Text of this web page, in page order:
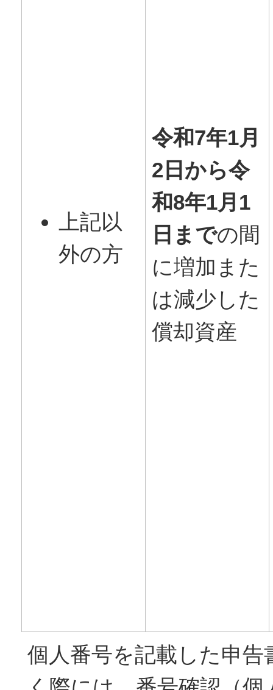
上記以
外の方
令和7年1月
2日から令
和8年1月1
日までの間
に増加また
は減少した
償却資産
個人番号を記載した申告